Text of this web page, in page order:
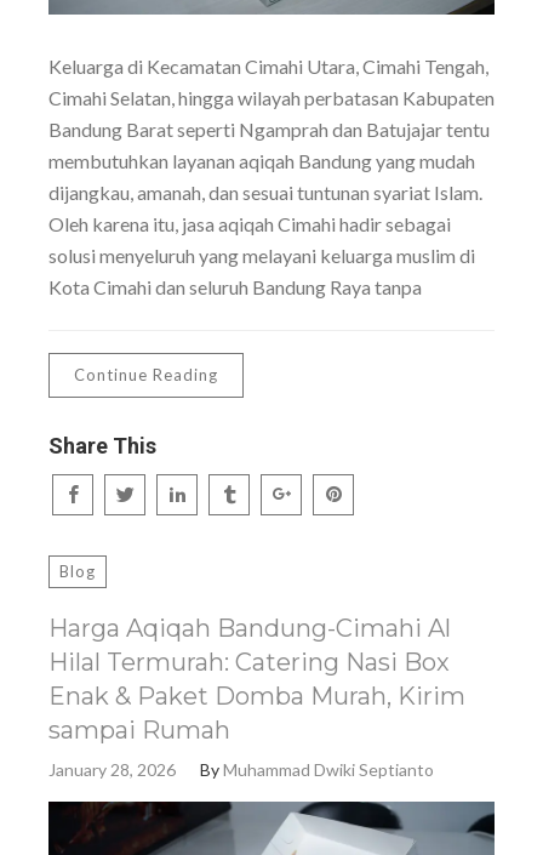
Keluarga di Kecamatan Cimahi Utara, Cimahi Tengah,
Cimahi Selatan, hingga wilayah perbatasan Kabupaten
Bandung Barat seperti Ngamprah dan Batujajar tentu
membutuhkan layanan aqiqah Bandung yang mudah
dijangkau, amanah, dan sesuai tuntunan syariat Islam.
Oleh karena itu, jasa aqiqah Cimahi hadir sebagai
solusi menyeluruh yang melayani keluarga muslim di
Kota Cimahi dan seluruh Bandung Raya tanpa
Continue Reading
Share This
Blog
Harga Aqiqah Bandung-Cimahi Al
Hilal Termurah: Catering Nasi Box
Enak & Paket Domba Murah, Kirim
sampai Rumah
January 28, 2026 ByMuhammad Dwiki Septianto